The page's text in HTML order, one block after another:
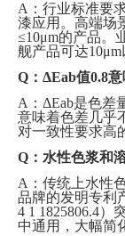
A：行业标准要
漆应用。高端场
≤10μm的产品。
舰产品可达10μm
Q：ΔEab值0.8
A：ΔEab是色差
意味着色差几乎
对一致性要求高
Q：水性色浆和
A：传统上水性
品牌的发明专利
4 1 1825806.4）
中通用，大幅简